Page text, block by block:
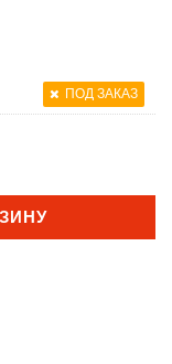
ПОД ЗАКАЗ